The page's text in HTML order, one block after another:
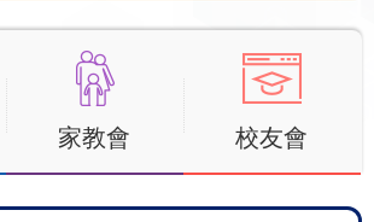
家教會 校友會